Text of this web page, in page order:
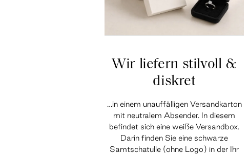
Wir liefern stilvoll &
diskret
…in einem unauffälligen Versandkarton
mit neutralem Absender. In diesem
befindet sich eine weiße Versandbox.
Darin finden Sie eine schwarze
Samtschatulle (ohne Logo) in der Ihr